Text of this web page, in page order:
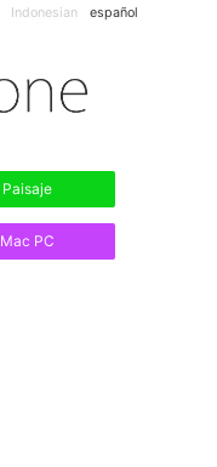
Indonesian español
Paisaje
Mac PC